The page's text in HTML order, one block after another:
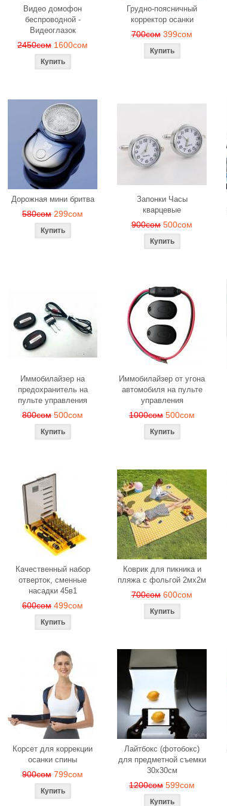
Видео домофон
беспроводной -
Видеоглазок
2450сом 1600сом
Грудно-поясничный
корректор осанки
700сом 399сом
Дорожная мини бритва
580сом 299сом
Запонки Часы
кварцевые
900сом 500сом
Иммобилайзер на
предохранитель на
пульте управления
800сом 500сом
Иммобилайзер от угона
автомобиля на пульте
управления
1000сом 500сом
Качественный набор
отверток, сменные
насадки 45в1
600сом 499сом
Коврик для пикника и
пляжа с фольгой 2мх2м
700сом 600сом
Корсет для коррекции
осанки спины
900сом 799сом
Лайтбокс (фотобокс)
для предметной съемки
30x30см
1200сом 599сом